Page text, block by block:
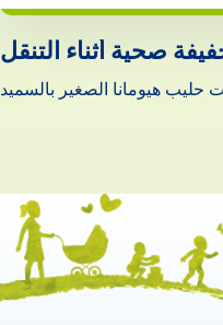
صحية أثناء التنقل
حليب هيومانا الصغير بالسميد